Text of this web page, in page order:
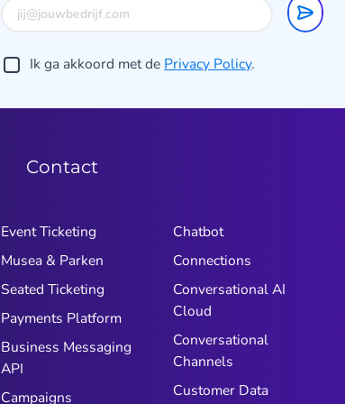
Ik ga akkoord met de Privacy Policy.
Contact
Event Ticketing
Musea & Parken
Seated Ticketing
Payments Platform
Business Messaging
API
Campaigns
Chatbot
Connections
Conversational AI
Cloud
Conversational
Channels
Customer Data